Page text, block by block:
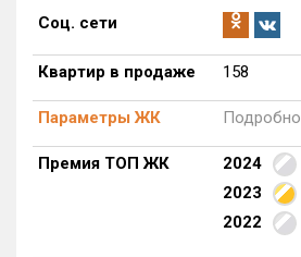
Соц. сети
Квартир в продаже 158
Параметры ЖК Подробно
Премия ТОП ЖК 2024
2023
2022